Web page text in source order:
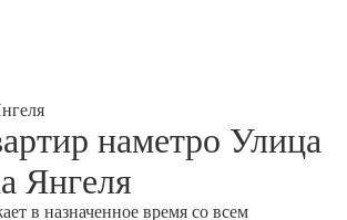
наметро Улица
Янгеля
в назначенное время со всем